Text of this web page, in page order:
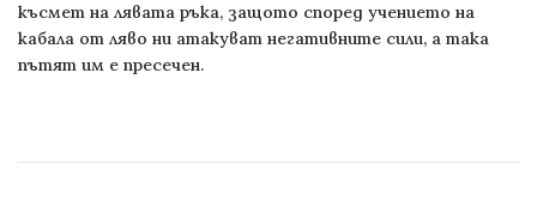
късмет на лявата ръка, защото според учението на
кабала от ляво ни атакуват негативните сили, а така
пътят им е пресечен.